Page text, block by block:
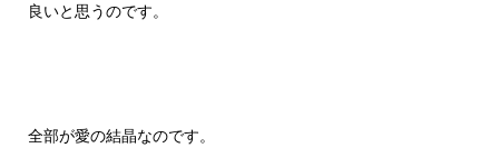
良いと思うのです。
全部が愛の結晶なのです。